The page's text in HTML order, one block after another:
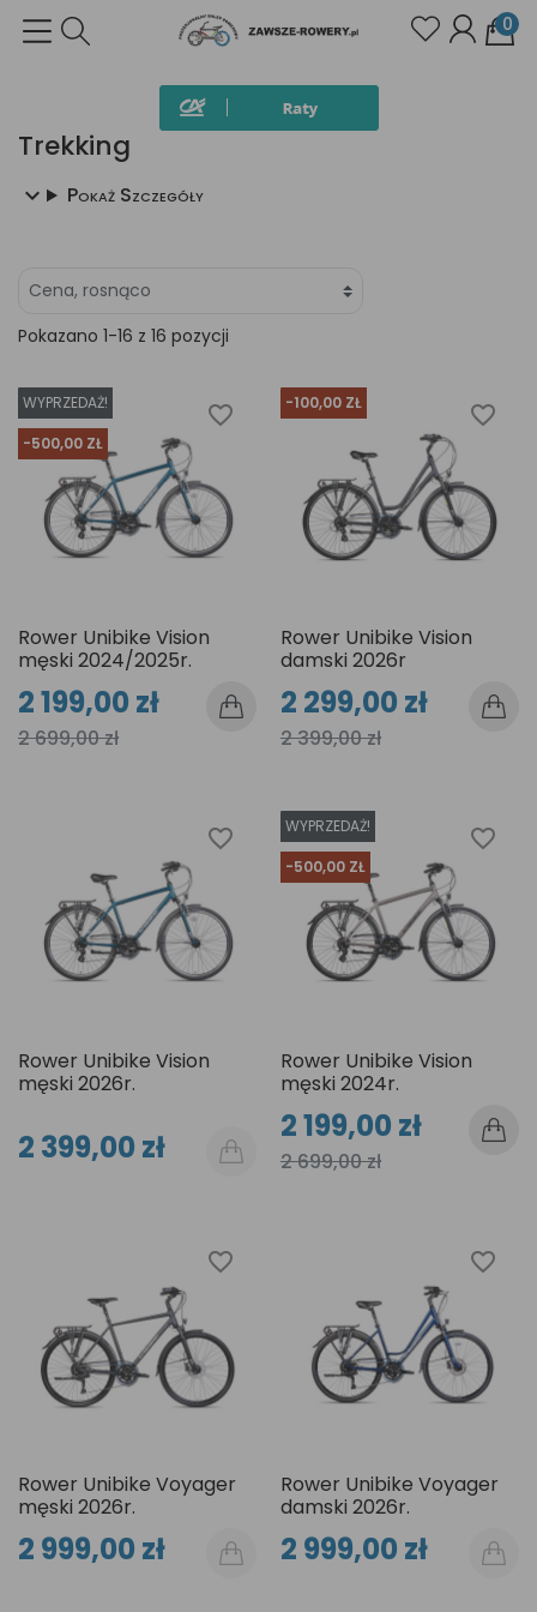
0
Trekking
Pokaż Szczegóły
Pokazano 1-16 z 16 pozycji
WYPRZEDAŻ!
-500,00 ZŁ
favorite_border
Rower Unibike Vision
męski 2024/2025r.
2 199,00 zł
2 699,00 zł
-100,00 ZŁ favorite_border
Rower Unibike Vision
damski 2026r
2 299,00 zł
2 399,00 zł
favorite_border
Rower Unibike Vision
męski 2026r.
2 399,00 zł
WYPRZEDAŻ!
-500,00 ZŁ
favorite_border
Rower Unibike Vision
męski 2024r.
2 199,00 zł
2 699,00 zł
favorite_border
Rower Unibike Voyager
męski 2026r.
2 999,00 zł
favorite_border
Rower Unibike Voyager
damski 2026r.
2 999,00 zł